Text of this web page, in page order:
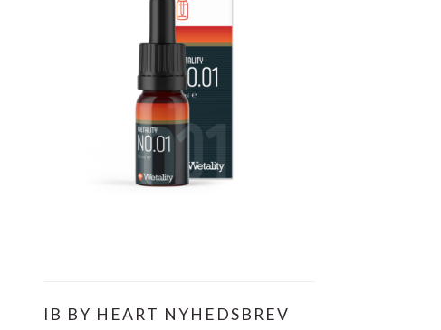
IB BY HEART NYHEDSBREV